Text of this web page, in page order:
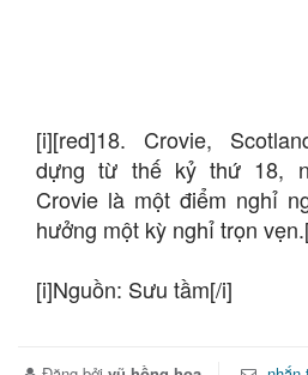
[i][red]18. Crovie,
dựng từ thế kỷ thứ 18,
Crovie là một điểm nghỉ
hưởng một kỳ nghỉ trọn
[i]Nguồn: Sưu tầm[/i]